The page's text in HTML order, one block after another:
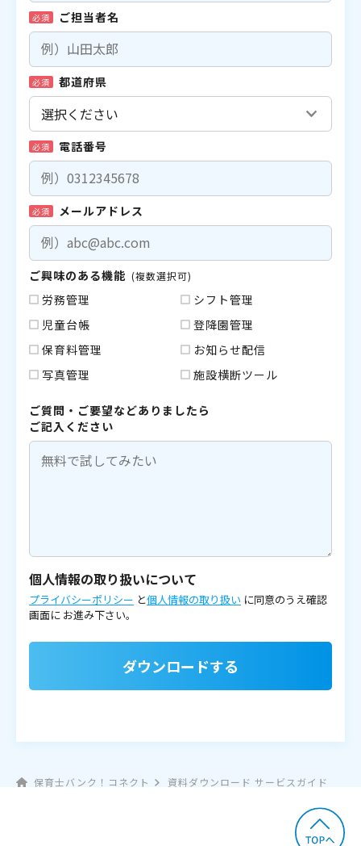
必須 ご担当者名
必須 都道府県
必須 電話番号
必須 メールアドレス
ご興味のある機能 (複数選択可)
労務管理
シフト管理
児童台帳
登降園管理
保育料管理
お知らせ配信
写真管理
施設横断ツール
ご質問・ご要望などありましたら
ご記入ください
個人情報の取り扱いについて
プライバシーポリシー と個人情報の取り扱い に同意のうえ確認
画面に お進み下さい。
ダウンロードする
保育士バンク！コネクト 資料ダウンロード サービスガイド